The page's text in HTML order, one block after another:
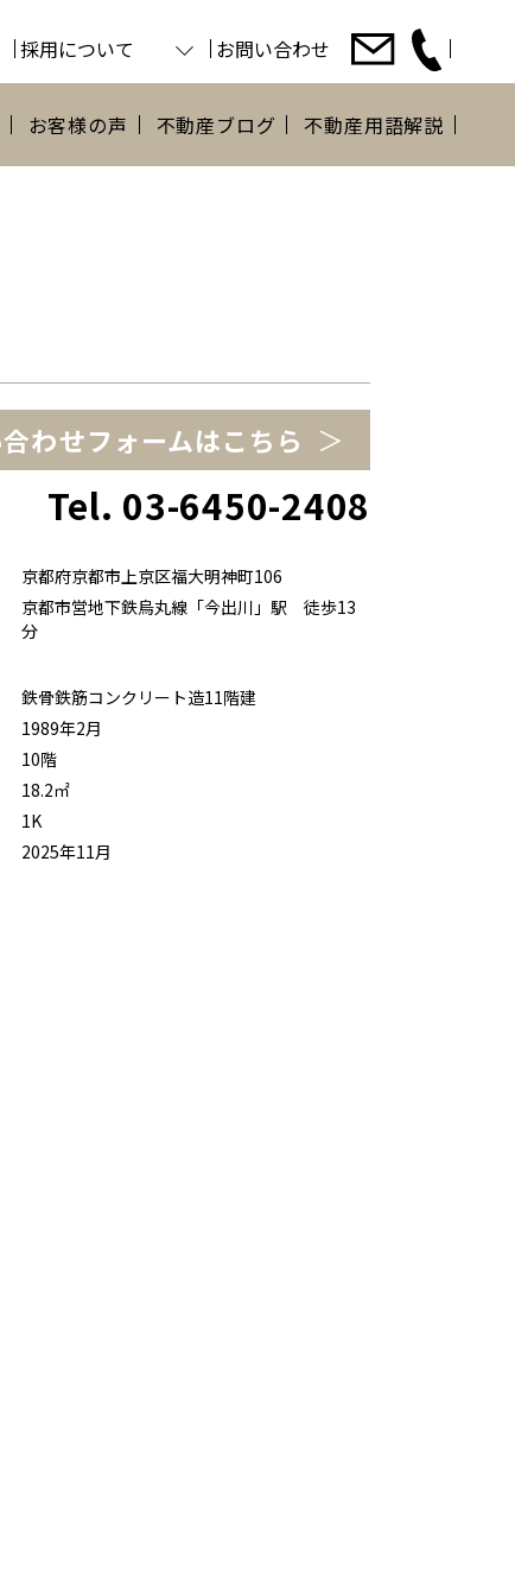
採用について お問い合わせ
お客様の声 不動産ブログ 不動産用語解説
わせフォームはこちら
Tel. 03-6450-2408
京都府京都市上京区福大明神町106
京都市営地下鉄烏丸線「今出川」駅 徒歩13
分
鉄骨鉄筋コンクリート造11階建
1989年2月
10階
18.2㎡
1K
2025年11月